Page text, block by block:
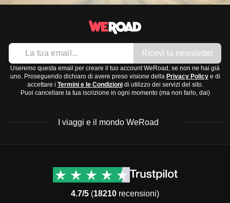
Ricevi la newsletter
Useremo questa email per creare il tuo account WeRoad, se non ne hai già
uno. Proseguendo dichiaro di avere preso visione della Privacy Policye di
accettare i Termini e le Condizionidi utilizzo dei servizi del sito.
Puoi cancellare la tua iscrizione in ogni momento (ma non farlo, dai)
I viaggi e il mondo WeRoad
Viaggi di gruppo Nord
Viaggi di gruppo Centro
Contatti
Termini e condizioni
4.7/5 (18210 recensioni)